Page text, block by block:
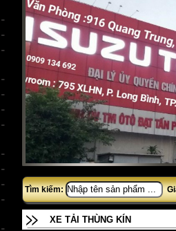
Tìm kiếm:
XE TẢI THÙNG KÍN